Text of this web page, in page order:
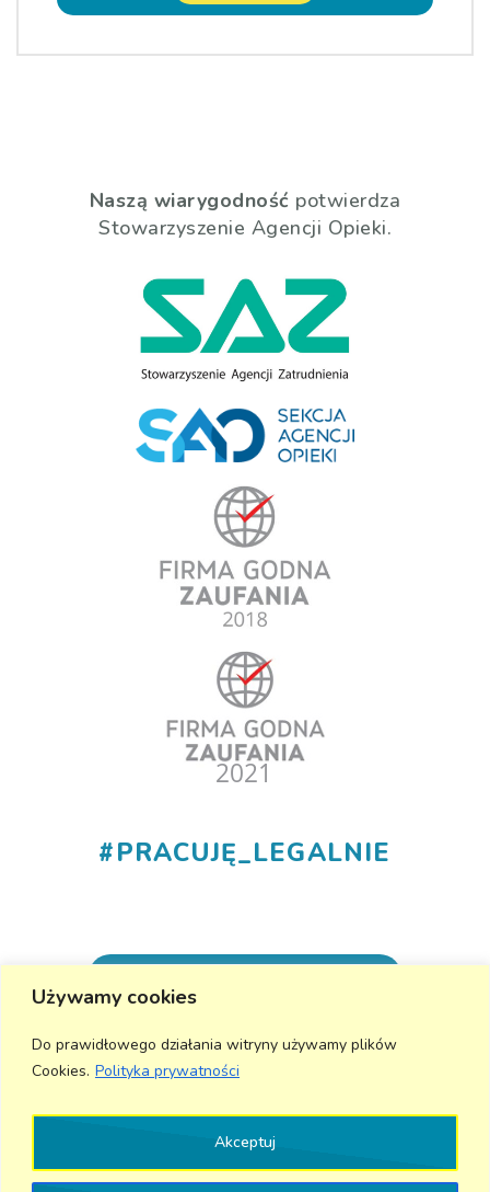
Używamy cookies
Do prawidłowego działania witryny używamy plików
Cookies. Polityka prywatności
Akceptuj
Naszą wiarygodność potwierdza
Stowarzyszenie Agencji Opieki.
#PRACUJĘ_LEGALNIE
+48 530 555 015
info@aktivmed24.pl